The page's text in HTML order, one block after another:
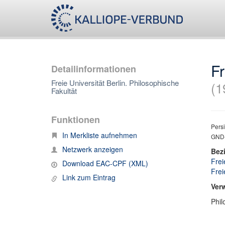
Detailinformationen
Freie Universität Berlin. Philosophische
Fakultät
Funktionen
In Merkliste aufnehmen
Netzwerk anzeigen
Download EAC-CPF (XML)
Link zum Eintrag